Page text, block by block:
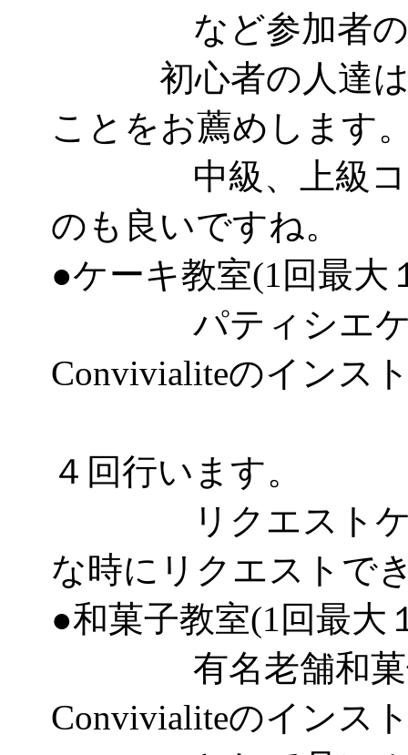
など参加者のレ
初心者の人達は
ことをお薦めします
中級、上級コー
のも良いですね。
●ケーキ教室(1回最大
パティシエケー
Convivialiteのインス
４回行います。
リクエストケー
な時にリクエストで
●和菓子教室(1回最大
有名老舗和菓子
Convivialiteのインス